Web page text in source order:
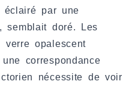
éclairé par une
semblait doré. Les
verre opalescent
correspondance
nécessite de voir